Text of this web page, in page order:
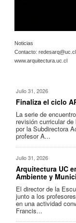
Noticias
Contacto: redesarq@uc.cl
www.arquitectura.uc.cl
Julio 31, 2026
Finaliza el ciclo
La serie de
revisión curricular
por la Subdirectora
profesor A...
Julio 31, 2026
Arquitectura UC
Ambiente y
El director de la
junto a los
en una actividad
Francis...